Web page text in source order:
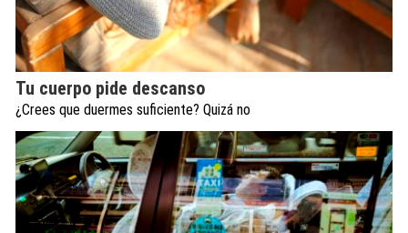
Tu cuerpo pide descanso
¿Crees que duermes suficiente? Quizá no